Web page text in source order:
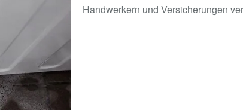
Handwerkern und Versicherungen